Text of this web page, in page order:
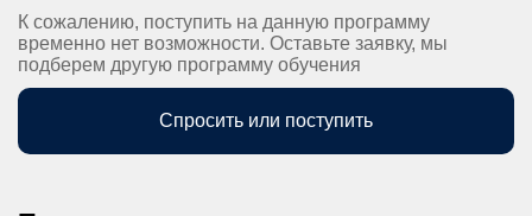
К сожалению, поступить на данную программу
временно нет возможности. Оставьте заявку, мы
подберем другую программу обучения
Спросить или поступить